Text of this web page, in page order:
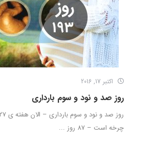
اکتبر 17, 2016
روز صد و نود و سوم بارداری
چرخه است – 87 روز ...